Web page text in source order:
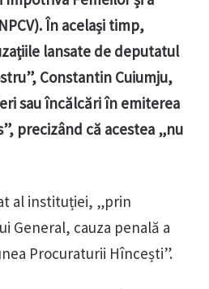
În același timp,
lansate de deputatul
Constantin Cuiumju,
sau încălcări în emiterea
precizând că acestea „nu
al instituției, „prin
General, cauza penală a
Procuraturii Hîncești”.